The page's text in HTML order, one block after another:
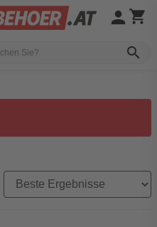
search
person shopping_cart